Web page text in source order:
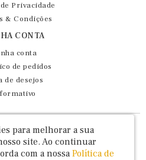
Privacidade
& Condições
CONTA
conta
de pedidos
de desejos
- CNPJ: 60.458.825/0001-86
Brás - São Paulo / SP - CEP 03016-030
para melhorar a sua
site. Ao continuar
com a nossa Política de